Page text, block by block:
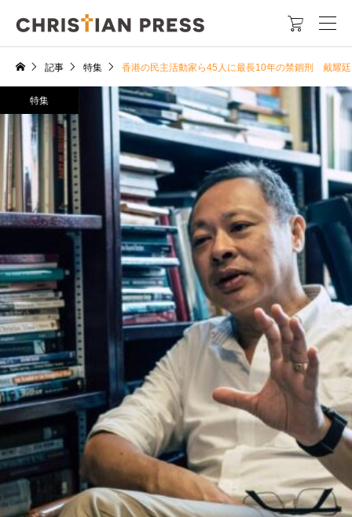

記事 特集 香港の民主活動家ら45人に最長10年の禁錮刑 戴耀
特集